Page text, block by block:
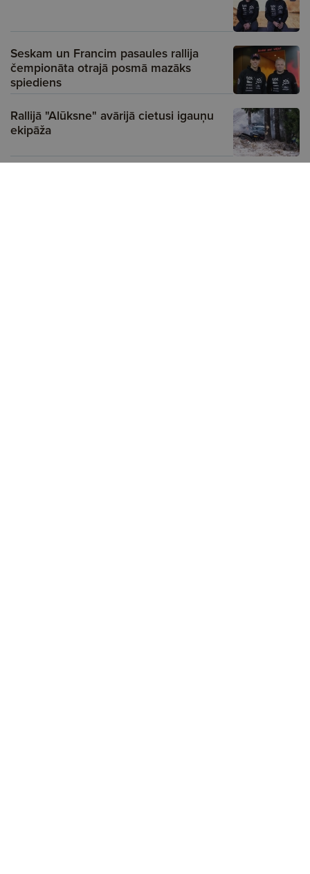
Seskam un Francim pasaules rallija
čempionāta otrajā posmā mazāks
spiediens
Rallijā "Alūksne" avārijā cietusi igauņu
ekipāža